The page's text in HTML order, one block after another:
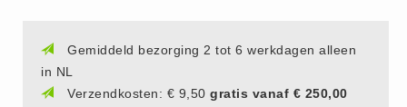
ACTIE
Actie (5)
AED
Gemiddeld bezorging 2 tot 6 werkdagen alleen
in NL
Verzendkosten: € 9,50 gratis vanaf € 250,00